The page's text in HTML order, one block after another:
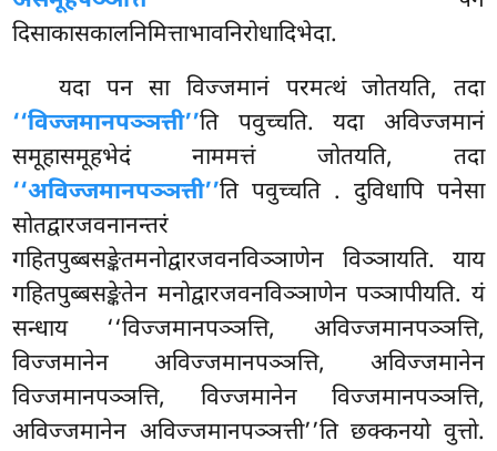
दिसाकासकालनिमित्ताभावनिरोधादिभेदा.
यदा पन सा विज्जमानं परमत्थं जोतयति, तदा
‘‘विज्जमानपञ्ञत्ती’’ति पवुच्चति. यदा अविज्जमानं
समूहासमूहभेदं नाममत्तं जोतयति, तदा
‘‘अविज्जमानपञ्ञत्ती’’ति पवुच्चति . दुविधापि पनेसा
सोतद्वारजवनानन्तरं
गहितपुब्बसङ्केतमनोद्वारजवनविञ्ञाणेन विञ्ञायति. याय
गहितपुब्बसङ्केतेन मनोद्वारजवनविञ्ञाणेन पञ्ञापीयति. यं
सन्धाय ‘‘विज्जमानपञ्ञत्ति, अविज्जमानपञ्ञत्ति,
विज्जमानेन अविज्जमानपञ्ञत्ति, अविज्जमानेन
विज्जमानपञ्ञत्ति, विज्जमानेन विज्जमानपञ्ञत्ति,
अविज्जमानेन अविज्जमानपञ्ञत्ती’’ति छक्कनयो वुत्तो.